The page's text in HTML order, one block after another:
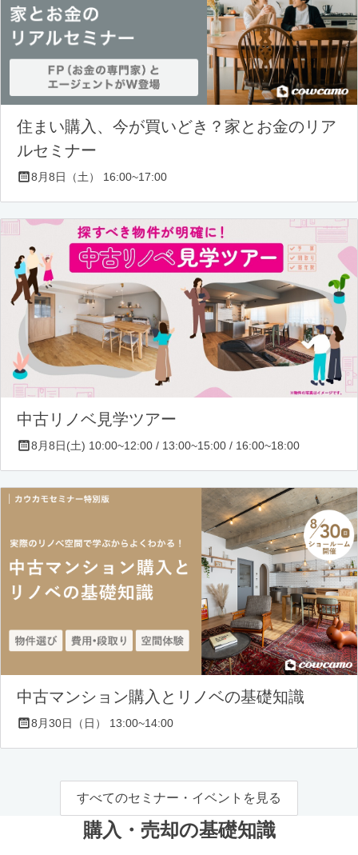
住まい購入、今が買いどき？家とお金のリア
ルセミナー
8月8日（土） 16:00~17:00
中古リノベ見学ツアー
8月8日(土) 10:00~12:00 / 13:00~15:00 / 16:00~18:00
中古マンション購入とリノベの基礎知識
8月30日（日） 13:00~14:00
すべてのセミナー・イベントを見る
購入・売却の基礎知識